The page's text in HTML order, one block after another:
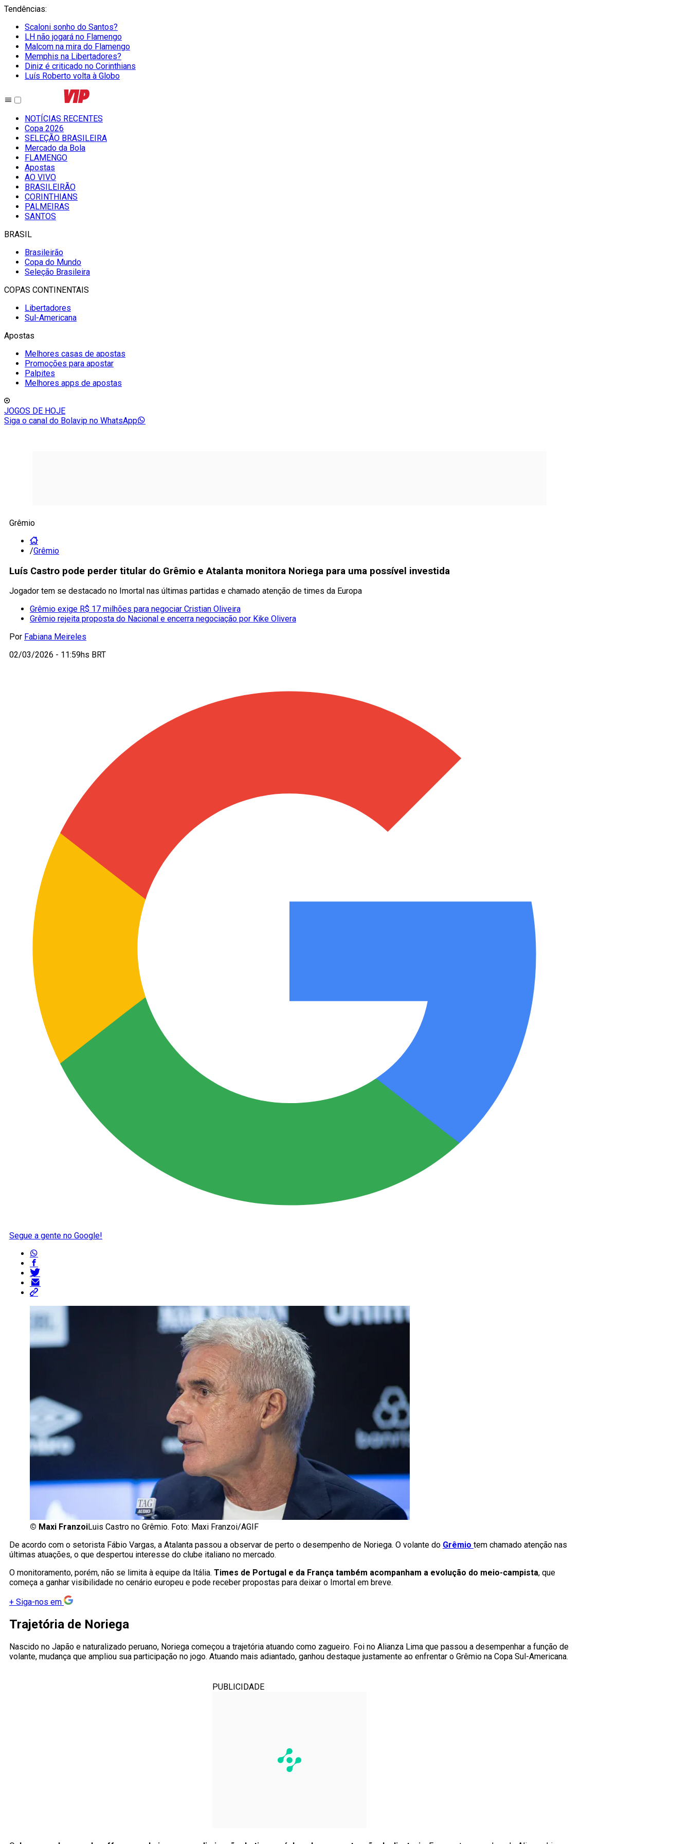
Tendências:
Scaloni sonho do Santos?
LH não jogará no Flamengo
Malcom na mira do Flamengo
Memphis na Libertadores?
Diniz é criticado no Corinthians
Luís Roberto volta à Globo
NOTÍCIAS RECENTES
Copa 2026
SELEÇÃO BRASILEIRA
Mercado da Bola
FLAMENGO
Apostas
AO VIVO
BRASILEIRÃO
CORINTHIANS
PALMEIRAS
SANTOS
BRASIL
Brasileirão
Copa do Mundo
Seleção Brasileira
COPAS CONTINENTAIS
Libertadores
Sul-Americana
Apostas
Melhores casas de apostas
Promoções para apostar
Palpites
Melhores apps de apostas
JOGOS DE HOJE
Siga o canal do Bolavip no WhatsApp
Grêmio
/Grêmio
Luís Castro pode perder titular do Grêmio e Atalanta monitora Noriega para uma possível investida
Jogador tem se destacado no Imortal nas últimas partidas e chamado atenção de times da Europa
Grêmio exige R$ 17 milhões para negociar Cristian Oliveira
Grêmio rejeita proposta do Nacional e encerra negociação por Kike Olivera
Por Fabiana Meireles
02/03/2026 - 11:59hs BRT
Segue a gente no Google!
© Maxi FranzoiLuis Castro no Grêmio. Foto: Maxi Franzoi/AGIF
De acordo com o setorista Fábio Vargas, a Atalanta passou a observar de perto o desempenho de Noriega. O volante do Grêmio tem chamado atenção nas
últimas atuações, o que despertou interesse do clube italiano no mercado.
O monitoramento, porém, não se limita à equipe da Itália. Times de Portugal e da França também acompanham a evolução do meio-campista, que
começa a ganhar visibilidade no cenário europeu e pode receber propostas para deixar o Imortal em breve.
+ Siga-nos em
Trajetória de Noriega
Nascido no Japão e naturalizado peruano, Noriega começou a trajetória atuando como zagueiro. Foi no Alianza Lima que passou a desempenhar a função de
volante, mudança que ampliou sua participação no jogo. Atuando mais adiantado, ganhou destaque justamente ao enfrentar o Grêmio na Copa Sul-Americana.
PUBLICIDADE